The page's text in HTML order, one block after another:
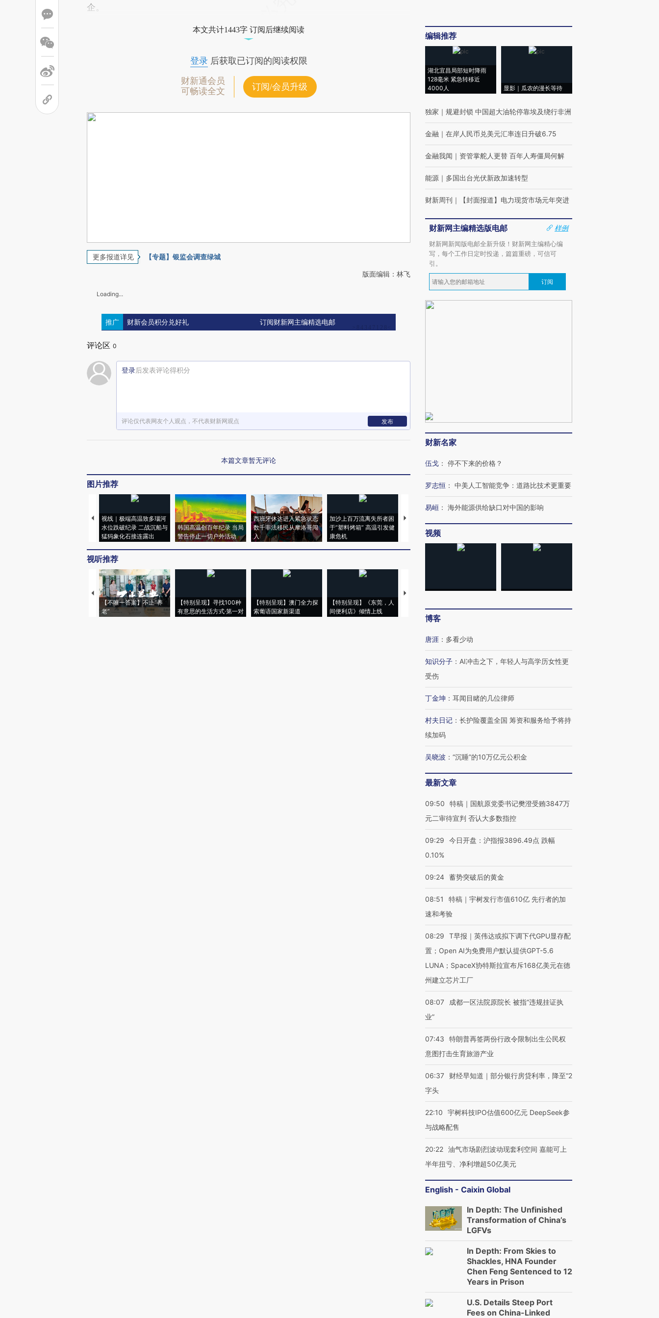
企。
本文共计1443字 订阅后继续阅读
登录后获取已订阅的阅读权限
财新通会员
可畅读全文
订阅/会员升级
更多报道详见 【专题】银监会调查绿城
版面编辑：林飞
Loading...
推广 财新会员积分兑好礼 订阅财新网主编精选电邮
评论区 0
登录后发表评论得积分
评论仅代表网友个人观点，不代表财新网观点 发布
本篇文章暂无评论
图片推荐
视线｜极端高温致多瑙河
水位跌破纪录 二战沉船与
猛犸象化石接连露出
韩国高温创百年纪录 当局
警告停止一切户外活动
西班牙休达进入紧急状态
数千非法移民从摩洛哥闯
入
加沙上百万流离失所者困
于“塑料烤箱” 高温引发健
康危机
视线｜HYROX的吸金
术：是什么让中产们甘
心“花钱找虐”？
视听推荐
【不唯一答案】不止“养
老”
【特别呈现】寻找100种
有意思的生活方式·第一对
【特别呈现】澳门全力探
索葡语国家新渠道
【特别呈现】《东莞，人
间便利店》倾情上线
【推广】走进第四届链博
有意思的生活方式·第三对
住三大增长引擎是什么？
编辑推荐
湖北宜昌局部短时降雨
128毫米 紧急转移近
4000人
显影｜瓜农的漫长等待
独家 ｜ 规避封锁 中国超大油轮停靠埃及绕行非洲
金融 ｜ 在岸人民币兑美元汇率连日升破6.75
金融我闻 ｜ 资管掌舵人更替 百年人寿僵局何解
能源 ｜ 多国出台光伏新政加速转型
财新周刊 ｜ 【封面报道】电力现货市场元年突进
财新网主编精选版电邮
样例
财新网新闻版电邮全新升级！财新网主编精心编
写，每个工作日定时投递，篇篇重磅，可信可
引。
订阅
财新名家
伍戈 ： 停不下来的价格？
罗志恒 ： 中美人工智能竞争：道路比技术更重要
易峘 ： 海外能源供给缺口对中国的影响
视频
博客
唐涯 ： 多看少动
知识分子 ： AI冲击之下，年轻人与高学历女性更
受伤
丁金坤 ： 耳闻目睹的几位律师
村夫日记 ： 长护险覆盖全国 筹资和服务给予将持
续加码
吴晓波 ： “沉睡”的10万亿元公积金
最新文章
09:50
特稿｜国航原党委书记樊澄受贿3847万
元二审待宣判 否认大多数指控
09:29
今日开盘：沪指报3896.49点 跌幅
0.10%
09:24 蓄势突破后的黄金
08:51
特稿｜宇树发行市值610亿 先行者的加
速和考验
08:29
T早报｜英伟达或拟下调下代GPU显存配
置；Open AI为免费用户默认提供GPT-5.6
LUNA；SpaceX协特斯拉宣布斥168亿美元在德
州建立芯片工厂
08:07
成都一区法院原院长 被指“违规挂证执
业”
07:43
特朗普再签两份行政令限制出生公民权
意图打击生育旅游产业
06:37
财经早知道｜部分银行房贷利率，降至“2
字头
22:10
宇树科技IPO估值600亿元 DeepSeek参
与战略配售
20:22 油气市场剧烈波动现套利空间 嘉能可上
半年扭亏、净利增超50亿美元
English - Caixin Global
In Depth: The Unfinished
Transformation of China’s
LGFVs
In Depth: From Skies to
Shackles, HNA Founder
Chen Feng Sentenced to 12
Years in Prison
U.S. Details Steep Port
Fees on China-Linked